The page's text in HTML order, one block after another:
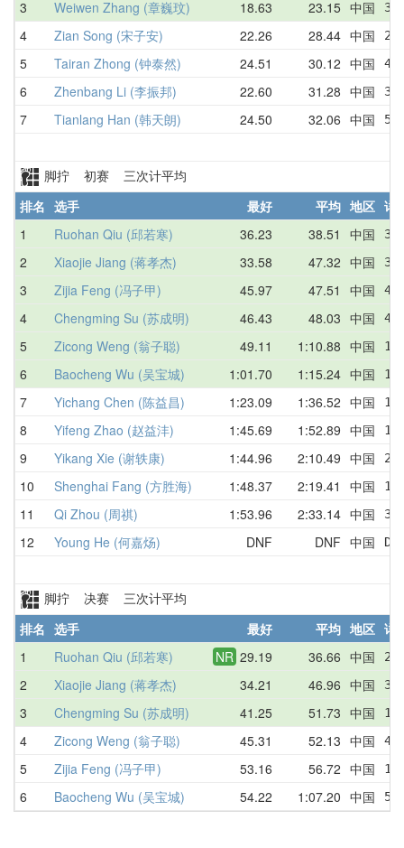
3 Weiwen Zhang (章巍玟) 18.63 23.15 中国
4 Zian Song (宋子安) 22.26 28.44 中国
5 Tairan Zhong (钟泰然) 24.51 30.12 中国
6 Zhenbang Li (李振邦) 22.60 31.28 中国
7 Tianlang Han (韩天朗) 24.50 32.06 中国
脚拧 初赛 三次计平均
排名 选手 最好 平均 地区 详
1
Ruohan Qiu (邱若寒) 36.23 38.51 中国
2 Xiaojie Jiang (蒋孝杰) 33.58 47.32 中国
3 Zijia Feng (冯子甲) 45.97 47.51 中国
4 Chengming Su (苏成明) 46.43 48.03 中国
5 Zicong Weng (翁子聪) 49.11 1:10.88 中国
6 Baocheng Wu (吴宝城) 1:01.70 1:15.24 中国
7 Yichang Chen (陈益昌) 1:23.09 1:36.52 中国
8 Yifeng Zhao (赵益沣) 1:45.69 1:52.89 中国
9 Yikang Xie (谢轶康) 1:44.96 2:10.49 中国
10 Shenghai Fang (方胜海) 1:48.37 2:19.41 中国
11 Qi Zhou (周祺) 1:53.96 2:33.14 中国
12 Young He (何嘉炀) DNF DNF 中国
脚拧 决赛 三次计平均
排名 选手 最好 平均 地区 详
1
Ruohan Qiu (邱若寒) NR 29.19 36.66 中国
2 Xiaojie Jiang (蒋孝杰) 34.21 46.96 中国
3 Chengming Su (苏成明) 41.25 51.73 中国
4 Zicong Weng (翁子聪) 45.31 52.13 中国
5 Zijia Feng (冯子甲) 53.16 56.72 中国
6 Baocheng Wu (吴宝城) 54.22 1:07.20 中国